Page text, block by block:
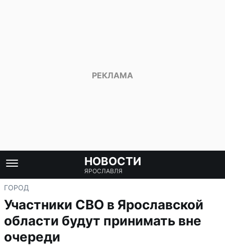
НОВОСТИ
ЯРОСЛАВЛЯ
ГОРОД
Участники СВО в Ярославской
области будут принимать вне
очереди